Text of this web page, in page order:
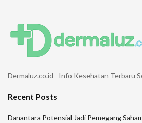
Dermaluz.co.id - Info Kesehatan Terbaru
Recent Posts
Danantara Potensial Jadi Pemegang